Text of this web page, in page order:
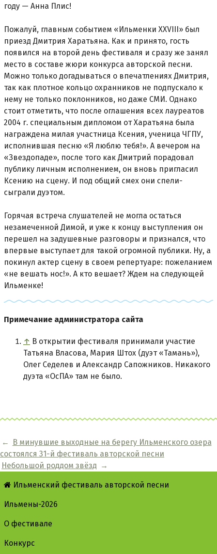
году — Анна Плис!
Пожалуй, главным событием «Ильменки ХХVIII» был
приезд Дмитрия Харатьяна. Как и принято, гость
появился на второй день фестиваля и сразу же занял
место в составе жюри конкурса авторской песни.
Можно только догадываться о впечатлениях Дмитрия,
так как плотное кольцо охранников не подпускало к
нему не только поклонников, но даже СМИ. Однако
стоит отметить, что после оглашения всех лауреатов
2004 г. специальным дипломом от Харатьяна была
награждена милая участница Ксения, ученица ЧГПУ,
исполнившая песню «Я люблю тебя!». А вечером на
«Звездопаде», после того как Дмитрий порадовал
публику личным исполнением, он вновь пригласил
Ксению на сцену. И под общий смех они спели-
сыграли дуэтом.
Горячая встреча слушателей не могла остаться
незамеченной Димой, и уже к концу выступления он
перешел на задушевные разговоры и признался, что
впервые выступает для такой огромной публики. Ну, а
покинул актер сцену в своем репертуаре: пожеланием
«не вешать нос!». А кто вешает? Ждем на следующей
Ильменке!
Примечание администратора сайта
↑ В открытии фестиваля принимали участие
Татьяна Власова, Мария Штох (дуэт «Тамань»),
Олег Седелев и Александр Сапожников. Никакого
дуэта «ОсПА» там не было.
←
В минувшие выходные на берегу Ильменского озера
состоялся 31-й фестиваль авторской песни
Небольшой роддом звёзд →
Ильменский фестиваль авторской песни
Ильмены-2026
О фестивале
Конкурс